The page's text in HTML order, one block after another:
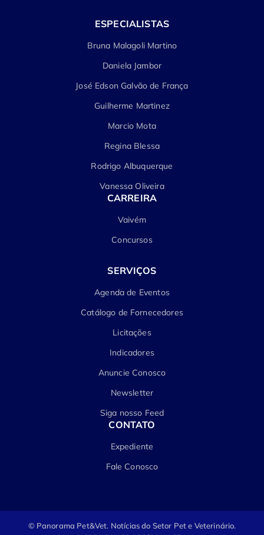
ESPECIALISTAS
Bruna Malagoli Martino
Daniela Jambor
José Edson Galvão de França
Guilherme Martinez
Marcio Mota
Regina Blessa
Rodrigo Albuquerque
Vanessa Oliveira
CARREIRA
Vaivém
Concursos
SERVIÇOS
Agenda de Eventos
Catálogo de Fornecedores
Licitações
Indicadores
Anuncie Conosco
Newsletter
Siga nosso Feed
CONTATO
Expediente
Fale Conosco
© Panorama Pet&Vet. Notícias do Setor Pet e Veterinário.